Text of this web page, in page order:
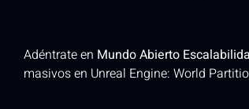
Adéntrate en Mundo Abierto
masivos en Unreal Engine: World